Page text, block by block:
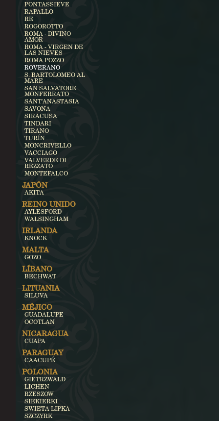
PONTASSIEVE
RAPALLO
RE
ROGOROTTO
ROMA - DIVINO
AMOR
ROMA - VIRGEN DE
LAS NIEVES
ROMA POZZO
ROVERANO
S. BARTOLOMEO AL
MARE
SAN SALVATORE
MONFERRATO
SANT'ANASTASIA
SAVONA
SIRACUSA
TINDARI
TIRANO
TURÍN
MONCRIVELLO
VACCIAGO
VALVERDE DI
REZZATO
MONTEFALCO
JAPÓN
AKITA
REINO UNIDO
AYLESFORD
WALSINGHAM
IRLANDA
KNOCK
MALTA
GOZO
LÍBANO
BECHWAT
LITUANIA
SILUVA
MÉJICO
GUADALUPE
OCOTLAN
NICARAGUA
CUAPA
PARAGUAY
CAACUPÉ
POLONIA
GIETRZWALD
LICHEN
RZESZOW
SIEKIERKI
SWIETA LIPKA
SZCZYRK